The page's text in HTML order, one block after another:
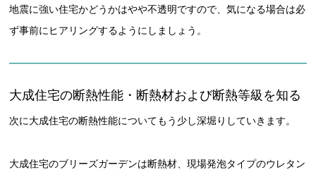
地震に強い住宅かどうかはやや不透明ですので、気になる場合は必
ず事前にヒアリングするようにしましょう。
大成住宅の断熱性能・断熱材および断熱等級を知る
次に大成住宅の断熱性能についてもう少し深堀りしていきます。
大成住宅のブリーズガーデンは断熱材、現場発泡タイプのウレタン